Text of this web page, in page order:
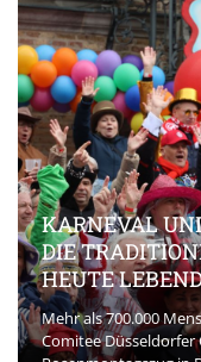
KARNEVAL
DIE
HEUTE
Mehr als 700.000
Comitee Düsseldorfer